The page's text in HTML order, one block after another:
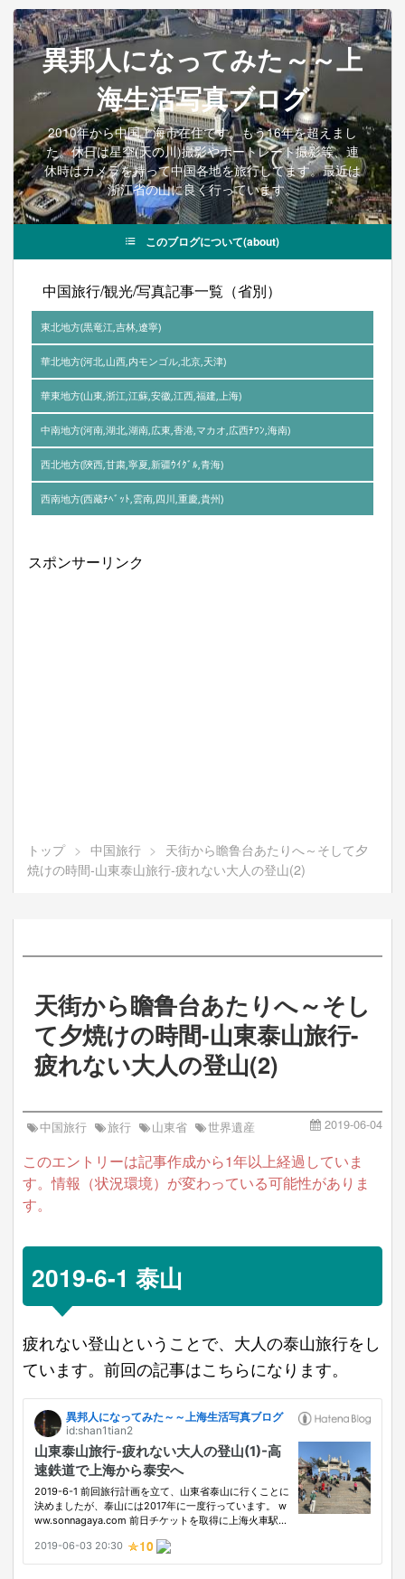
異邦人になってみた～～上
海生活写真ブログ
2010年から中国上海市在住です。もう16年を超えまし
た。休日は星空(天の川)撮影やポートレート撮影等、連
休時はカメラを持って中国各地を旅行してます。最近は
浙江省の山に良く行っています。
このブログについて(about)
中国旅行/観光/写真記事一覧（省別）
東北地方(黒竜江,吉林,遼寧)
黒竜江省
吉林省
遼寧省
華北地方(河北,山西,内モンゴル,北京,天津)
河北省
山西省
内モンゴル自治区
北京市
華東地方(山東,浙江,江蘇,安徽,江西,福建,上海)
山東省
浙江省
江蘇省
江西省
中南地方(河南,湖北,湖南,広東,香港,マカオ,広西ﾁﾜﾝ,海南)
河南省
湖北省
広東省
西北地方(陝西,甘粛,寧夏,新疆ｳｲｸﾞﾙ,青海)
陝西省
寧夏回族自治区
西南地方(西藏ﾁﾍﾞｯﾄ,雲南,四川,重慶,貴州)
雲南省
スポンサーリンク
トップ > 中国旅行 > 天街から瞻鲁台あたりへ～そして夕
焼けの時間-山東泰山旅行-疲れない大人の登山(2)
2019-06-04
天街から瞻鲁台あたりへ～そし
て夕焼けの時間-山東泰山旅行-
疲れない大人の登山(2)
中国旅行 旅行 山東省 世界遺産
このエントリーは記事作成から1年以上経過していま
す。情報（状況環境）が変わっている可能性がありま
す。
2019-6-1 泰山
疲れない登山ということで、大人の泰山旅行をし
ています。前回の記事はこちらになります。